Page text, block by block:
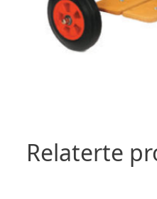
Relaterte